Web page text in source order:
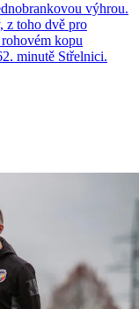
výhrou.
z toho dvě pro
kopu
minutě Střelnici.